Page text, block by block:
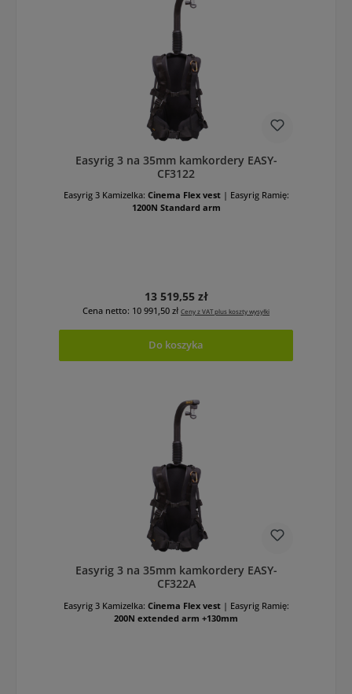
Easyrig 3 na 35mm kamkordery EASY-
CF3122
Easyrig 3 Kamizelka: Cinema Flex vest | Easyrig Ramię:
1200N Standard arm
Cena regularna:
13 519,55 zł
Cena netto: 10 991,50 zł Ceny z VAT plus koszty wysyłki
Do koszyka
Easyrig 3 na 35mm kamkordery EASY-
CF322A
Easyrig 3 Kamizelka: Cinema Flex vest | Easyrig Ramię:
200N extended arm +130mm